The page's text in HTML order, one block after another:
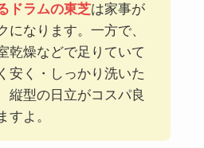
ドラムの東芝は家事が
になります。一方で、
乾燥などで足りていて
安く・しっかり洗いた
縦型の日立がコスパ良
すよ。